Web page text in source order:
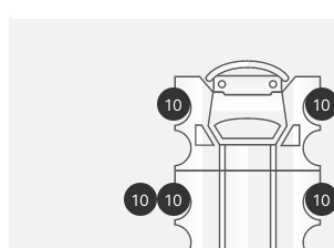
10 10
10
10 10